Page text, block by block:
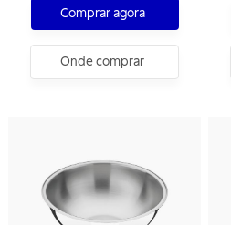
Comprar agora
Onde comprar